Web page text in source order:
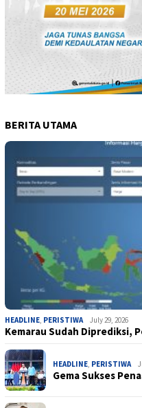
BERITA UTAMA
HEADLINE, PERISTIWA July 29, 2026
Kemarau Sudah Diprediksi,
HEADLINE, PERISTIWA
Gema Sukses